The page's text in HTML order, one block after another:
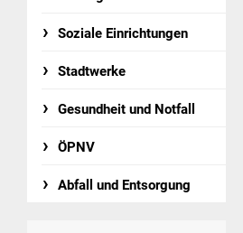
Soziale Einrichtungen
Stadtwerke
Gesundheit und Notfall
ÖPNV
Abfall und Entsorgung